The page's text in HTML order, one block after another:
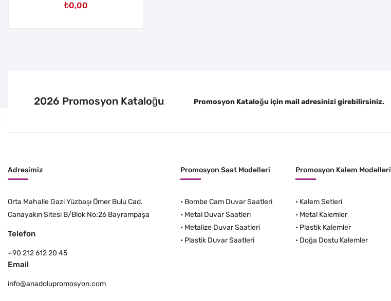
₺0,00
2026 Promosyon Kataloğu Promosyon Kataloğu için mail adresinizi girebilirsiniz.
Adresimiz
Orta Mahalle Gazi Yüzbaşı Ömer Bulu Cad.
Canayakın Sitesi B/Blok No:26 Bayrampaşa
Telefon
+90 212 612 20 45
Email
info@anadolupromosyon.com
Promosyon Saat Modelleri
• Bombe Cam Duvar Saatleri
• Metal Duvar Saatleri
• Metalize Duvar Saatleri
• Plastik Duvar Saatleri
Promosyon Kalem Modelleri
• Kalem Setleri
• Metal Kalemler
• Plastik Kalemler
• Doğa Dostu Kalemler